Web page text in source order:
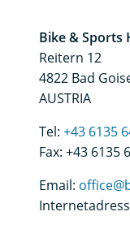
Bike & Sports
Reitern 12
4822 Bad
AUSTRIA
Tel: +43 6135
Fax: +43 6135
Email: